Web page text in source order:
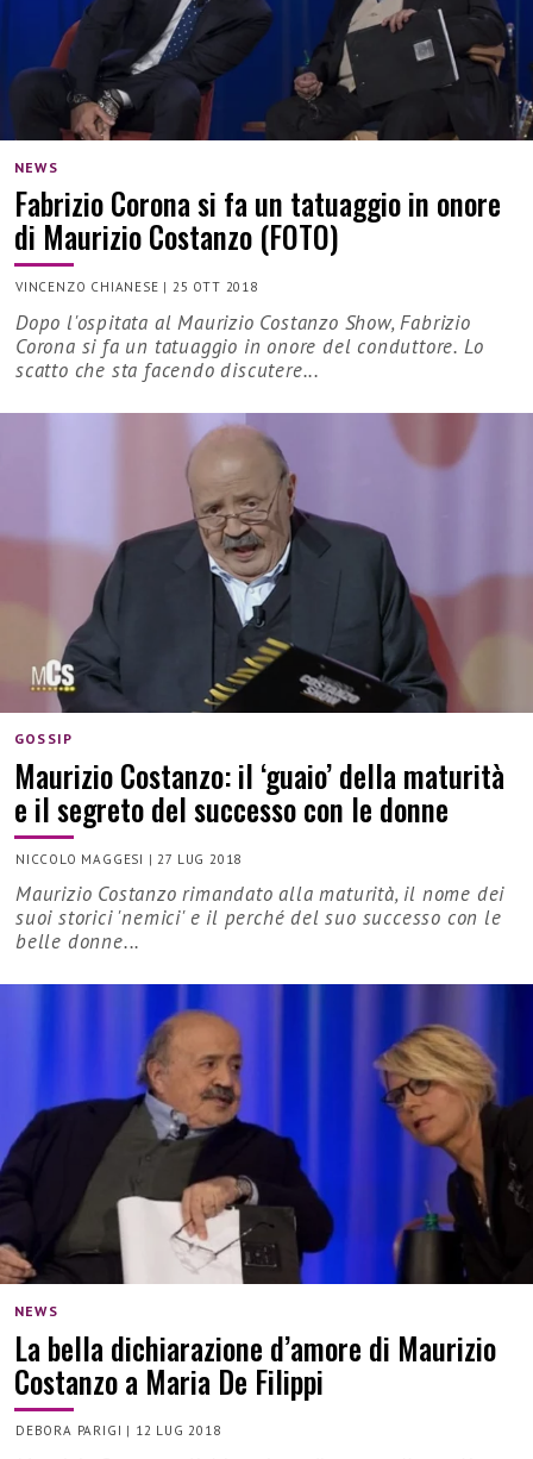
NEWS
Fabrizio Corona si fa un tatuaggio in onore
di Maurizio Costanzo (FOTO)
VINCENZO CHIANESE |25 OTT 2018
Dopo l'ospitata al Maurizio Costanzo Show, Fabrizio
Corona si fa un tatuaggio in onore del conduttore. Lo
scatto che sta facendo discutere...
GOSSIP
Maurizio Costanzo: il ‘guaio’ della maturità
e il segreto del successo con le donne
NICCOLO MAGGESI | 27 LUG 2018
Maurizio Costanzo rimandato alla maturità, il nome dei
suoi storici 'nemici' e il perché del suo successo con le
belle donne...
NEWS
La bella dichiarazione d’amore di Maurizio
Costanzo a Maria De Filippi
DEBORA PARIGI | 12 LUG 2018